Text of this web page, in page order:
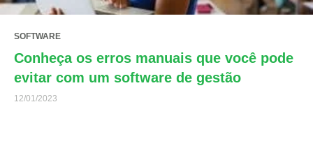
SOFTWARE
Conheça os erros manuais que você pode
evitar com um software de gestão
12/01/2023